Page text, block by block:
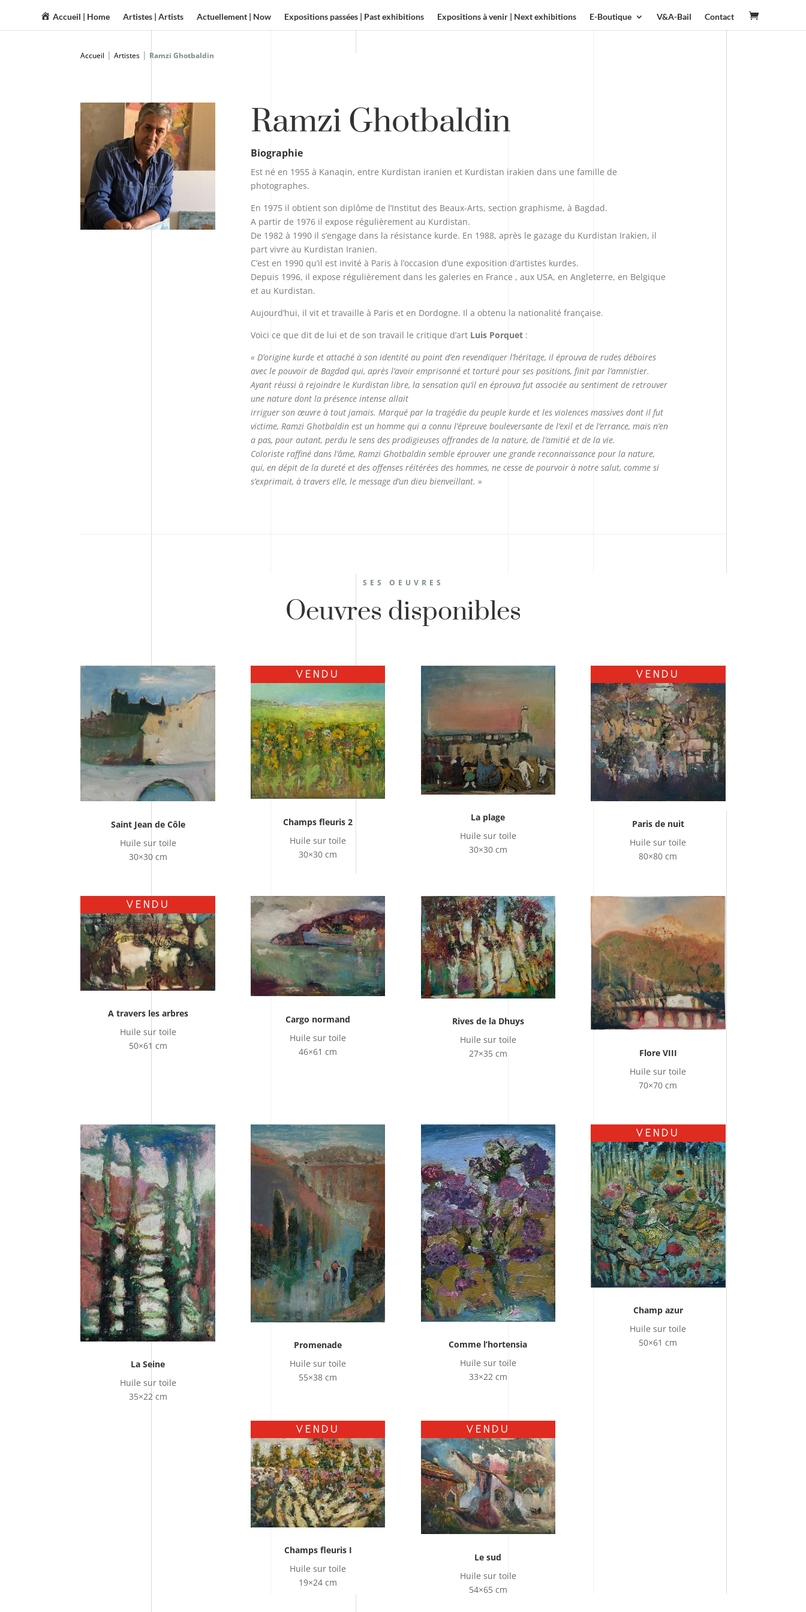
Accueil | Home Artistes | Artists Actuellement | Now Expositions passées | Past exhibitions Expositions à venir | Next exhibitions E-Boutique V&A-Bail Contact
Accueil |Artistes | Ramzi Ghotbaldin
Ramzi Ghotbaldin
Biographie
Est né en 1955 à Kanaqin, entre Kurdistan iranien et Kurdistan irakien dans une famille de
photographes.
En 1975 il obtient son diplôme de l’Institut des Beaux-Arts, section graphisme, à Bagdad.
A partir de 1976 il expose régulièrement au Kurdistan.
De 1982 à 1990 il s’engage dans la résistance kurde. En 1988, après le gazage du Kurdistan Irakien, il
part vivre au Kurdistan Iranien.
C’est en 1990 qu’il est invité à Paris à l’occasion d’une exposition d’artistes kurdes.
Depuis 1996, il expose régulièrement dans les galeries en France , aux USA, en Angleterre, en Belgique
et au Kurdistan.
Aujourd’hui, il vit et travaille à Paris et en Dordogne. Il a obtenu la nationalité française.
Voici ce que dit de lui et de son travail le critique d’art Luis Porquet:
« D’origine kurde et attaché à son identité au point d’en revendiquer l’héritage, il éprouva de rudes déboires
avec le pouvoir de Bagdad qui, après l’avoir emprisonné et torturé pour ses positions, finit par l’amnistier.
Ayant réussi à rejoindre le Kurdistan libre, la sensation qu’il en éprouva fut associée au sentiment de retrouver
une nature dont la présence intense allait
irriguer son œuvre à tout jamais. Marqué par la tragédie du peuple kurde et les violences massives dont il fut
victime, Ramzi Ghotbaldin est un homme qui a connu l’épreuve bouleversante de l’exil et de l’errance, mais n’en
a pas, pour autant, perdu le sens des prodigieuses offrandes de la nature, de l’amitié et de la vie.
Coloriste raffiné dans l’âme, Ramzi Ghotbaldin semble éprouver une grande reconnaissance pour la nature,
qui, en dépit de la dureté et des offenses réitérées des hommes, ne cesse de pourvoir à notre salut, comme si
s’exprimait, à travers elle, le message d’un dieu bienveillant. »
SES OEUVRES
Oeuvres disponibles
Saint Jean de Côle
Huile sur toile
30×30 cm
VENDU
Champs fleuris 2
Huile sur toile
30×30 cm
La plage
Huile sur toile
30×30 cm
VENDU
Paris de nuit
Huile sur toile
80×80 cm
VENDU
A travers les arbres
Huile sur toile
50×61 cm
Cargo normand
Huile sur toile
46×61 cm
Rives de la Dhuys
Huile sur toile
27×35 cm
Flore VIII
Huile sur toile
70×70 cm
La Seine
Huile sur toile
35×22 cm
VENDU
Promenade
Huile sur toile
55×38 cm
Comme l’hortensia
Huile sur toile
33×22 cm
VENDU
Champ azur
Huile sur toile
50×61 cm
VENDU
Champs fleuris I
Huile sur toile
19×24 cm
VENDU
Le sud
Huile sur toile
54×65 cm